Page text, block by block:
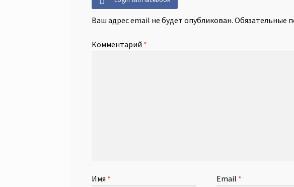
Ваш адрес email не будет опубликован. Обязательные
Комментарий *
Имя * Email *